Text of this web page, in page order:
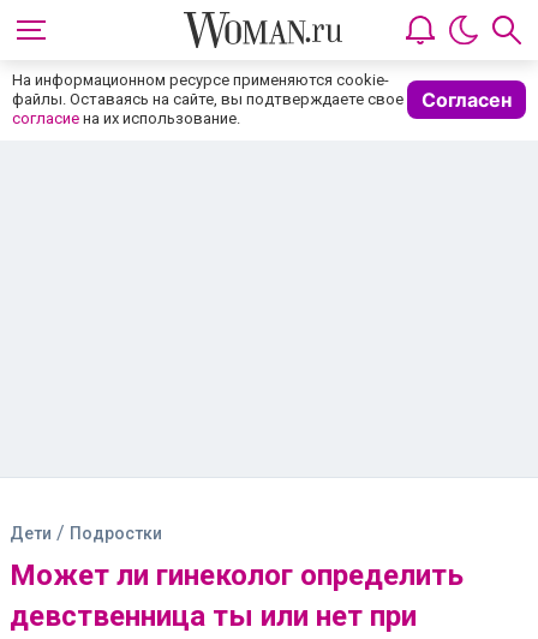
На информационном ресурсе применяются cookie-
файлы. Оставаясь на сайте, вы подтверждаете свое
согласие на их использование.
Согласен
Дети / Подростки
Может ли гинеколог определить
девственница ты или нет при